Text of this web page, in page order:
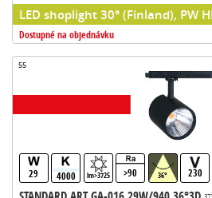
LED shoplight 30° (Finland), PW
Dostupné na objednávku
55
29 4000 lm>3725 >90 36° 230